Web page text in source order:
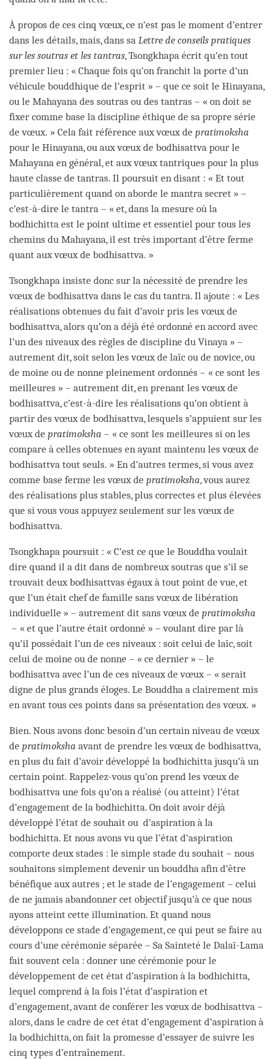
À propos de ces cinq vœux, ce n’est pas le moment d’entrer
dans les détails, mais, dans sa Lettre de conseils pratiques
sur les soutras et les tantras, Tsongkhapa écrit qu’en tout
premier lieu : « Chaque fois qu’on franchit la porte d’un
véhicule bouddhique de l’esprit » – que ce soit le Hinayana,
ou le Mahayana des soutras ou des tantras – « on doit se
fixer comme base la discipline éthique de sa propre série
de vœux. » Cela fait référence aux vœux de pratimoksha
pour le Hinayana, ou aux vœux de bodhisattva pour le
Mahayana en général, et aux vœux tantriques pour la plus
haute classe de tantras. Il poursuit en disant : « Et tout
particulièrement quand on aborde le mantra secret » –
c’est-à-dire le tantra – « et, dans la mesure où la
bodhichitta est le point ultime et essentiel pour tous les
chemins du Mahayana, il est très important d’être ferme
quant aux vœux de bodhisattva. »
Tsongkhapa insiste donc sur la nécessité de prendre les
vœux de bodhisattva dans le cas du tantra. Il ajoute : « Les
réalisations obtenues du fait d’avoir pris les vœux de
bodhisattva, alors qu’on a déjà été ordonné en accord avec
l’un des niveaux des règles de discipline du Vinaya » –
autrement dit, soit selon les vœux de laïc ou de novice, ou
de moine ou de nonne pleinement ordonnés – « ce sont les
meilleures » – autrement dit, en prenant les vœux de
bodhisattva, c’est-à-dire les réalisations qu’on obtient à
partir des vœux de bodhisattva, lesquels s’appuient sur les
vœux de pratimoksha – « ce sont les meilleures si on les
compare à celles obtenues en ayant maintenu les vœux de
bodhisattva tout seuls. » En d’autres termes, si vous avez
comme base ferme les vœux de pratimoksha, vous aurez
des réalisations plus stables, plus correctes et plus élevées
que si vous vous appuyez seulement sur les vœux de
bodhisattva.
Tsongkhapa poursuit : « C’est ce que le Bouddha voulait
dire quand il a dit dans de nombreux soutras que s’il se
trouvait deux bodhisattvas égaux à tout point de vue, et
que l’un était chef de famille sans vœux de libération
individuelle » – autrement dit sans vœux de pratimoksha
– « et que l’autre était ordonné » – voulant dire par là
qu’il possédait l’un de ces niveaux : soit celui de laïc, soit
celui de moine ou de nonne – « ce dernier » – le
bodhisattva avec l’un de ces niveaux de vœux – « serait
digne de plus grands éloges. Le Bouddha a clairement mis
en avant tous ces points dans sa présentation des vœux. »
Bien. Nous avons donc besoin d’un certain niveau de vœux
de pratimoksha avant de prendre les vœux de bodhisattva,
en plus du fait d’avoir développé la bodhichitta jusqu’à un
certain point. Rappelez-vous qu’on prend les vœux de
bodhisattva une fois qu’on a réalisé (ou atteint) l’état
d’engagement de la bodhichitta. On doit avoir déjà
développé l’état de souhait ou d’aspiration à la
bodhichitta. Et nous avons vu que l’état d’aspiration
comporte deux stades : le simple stade du souhait – nous
souhaitons simplement devenir un bouddha afin d’être
bénéfique aux autres ; et le stade de l’engagement – celui
de ne jamais abandonner cet objectif jusqu’à ce que nous
ayons atteint cette illumination. Et quand nous
développons ce stade d’engagement, ce qui peut se faire au
cours d’une cérémonie séparée – Sa Sainteté le Dalaï-Lama
fait souvent cela : donner une cérémonie pour le
développement de cet état d’aspiration à la bodhichitta,
lequel comprend à la fois l’état d’aspiration et
d’engagement, avant de conférer les vœux de bodhisattva –
alors, dans le cadre de cet état d’engagement d’aspiration à
la bodhichitta, on fait la promesse d’essayer de suivre les
cinq types d’entraînement.